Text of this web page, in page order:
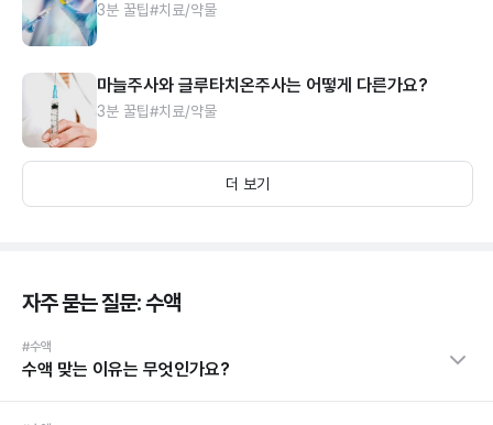
3분 꿀팁#치료/약물
마늘주사와 글루타치온주사는 어떻게 다른가요?
3분 꿀팁#치료/약물
더 보기
자주 묻는 질문: 수액
#수액
수액 맞는 이유는 무엇인가요?